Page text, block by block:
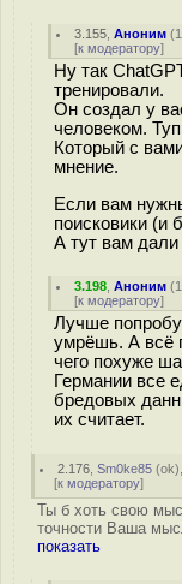
3.155 ,Аноним (
[к модератору]
Ну так
тренировали.
Он создал у
человеком.
Который с
мнение.
Если вам
поисковики (и
А тут вам
3.198 ,Аноним (
[к модератору]
Лучше
умрёшь. А всё
чего похуже
Германии все
бредовых
их считает.
2.176 ,Sm0ke85 (ok
[к модератору]
Ты б хоть свою
точности Ваша
показать